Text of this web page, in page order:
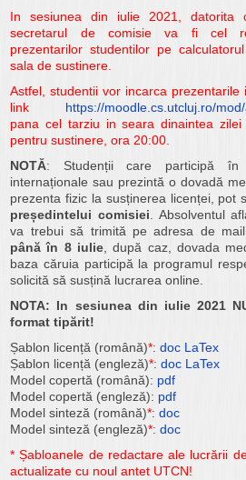
In sesiunea din iulie 2021, datorita
secretarul de comisie va fi cel
prezentarilor studentilor pe
sala de sustinere.
Astfel, studentii vor incarca
link
https://moodle.cs.utcluj.ro/
pana cel tarziu in seara dinaintea
pentru sustinere, ora 20:00.
NOTĂ: Studenții care participă
internaționale sau prezintă o dovadă
prezenta fizic la susținerea licenței, pot
președintelui comisiei. Absolventul
va trebui să trimită pe adresa de mail
până în 8 iulie, după caz, dovada
baza căruia participă la programul
solicită să susțină lucrarea online.
NOTA: In sesiunea din iulie 2021
format tipărit!
Șablon licență (română)*:doc LaTex
Șablon licență (engleză)*:doc LaTex
Model copertă (română): pdf
Model copertă (engleză): pdf
Model sinteză (română)*:doc
Model sinteză (engleză)*:doc
* Șabloanele de redactare ale lucrării
actualizate cu noul antet UTCN!